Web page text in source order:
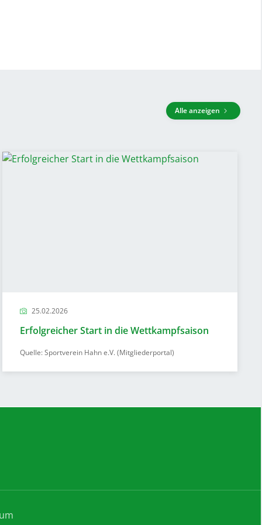
Alle anzeigen
25.02.2026
Erfolgreicher Start in die Wettkampfsaison
Quelle: Sportverein Hahn e.V. (Mitgliederportal)